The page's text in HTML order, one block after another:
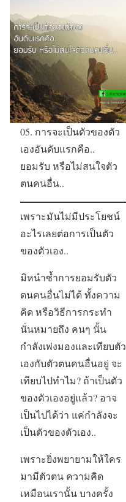
05. การจะเป็นตัวของตัว
เองอันดับแรกคือ..
ยอมรับ หรือไม่สนใจตัว
ตนคนอื่น..
เพราะมันไม่มีประโยชน์
อะไรเลยต่อการเป็นตัว
ของตัวเอง..
มิหนำซ้ำการยอมรับตัว
ตนคนอื่นไม่ได้ ทั้งความ
คิด หรือวิธีการกระทำ
นั่นหมายถึง คนๆ นั้น
กำลังเพ่งมองและเทียบตัว
เองกับตัวตนคนอื่นอยู่ จะ
เทียบไปทำไม? ถ้าเป็นตัว
ของตัวเองอยู่แล้ว? อาจ
เป็นไปได้ว่า แค่กำลังจะ
เป็นตัวของตัวเอง..
เพราะยิ่งพยายามให้ใคร
มามีตัวตน ความคิด
เหมือนเรานั้น บางครั้ง